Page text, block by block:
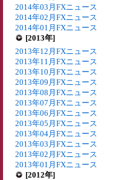
2014年03月FXニュース
2014年02月FXニュース
2014年01月FXニュース
[2013年]
2013年12月FXニュース
2013年11月FXニュース
2013年10月FXニュース
2013年09月FXニュース
2013年08月FXニュース
2013年07月FXニュース
2013年06月FXニュース
2013年05月FXニュース
2013年04月FXニュース
2013年03月FXニュース
2013年02月FXニュース
2013年01月FXニュース
[2012年]